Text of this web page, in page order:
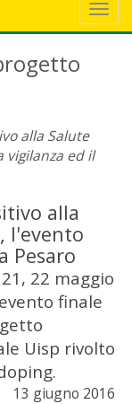
alla Salute
vigilanza ed il
alla
l'evento
Pesaro
22 maggio
finale
Uisp rivolto
13 giugno 2016